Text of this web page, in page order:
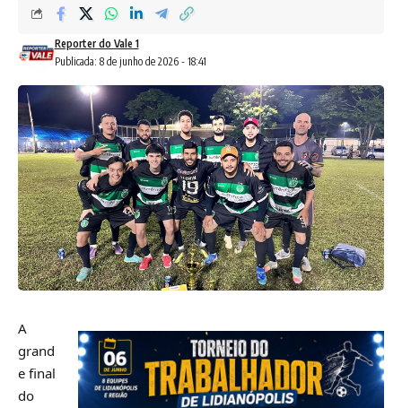
Publicada: 8 de junho de 2026 - 18:41
Reporter do Vale 1
A
grand
e final
do